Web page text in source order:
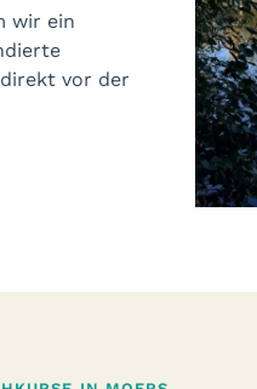
wir ein
vor der